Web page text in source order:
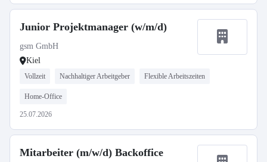
Junior Projektmanager (w/m/d)
gsm GmbH
Kiel
Vollzeit Nachhaltiger Arbeitgeber Flexible Arbeitszeiten
Home-Office
25.07.2026
Mitarbeiter (m/w/d) Backoffice